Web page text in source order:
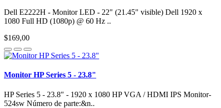
Dell E2222H - Monitor LED - 22" (21.45" visible) Dell 1920 x
1080 Full HD (1080p) @ 60 Hz ..
$169,00
Monitor HP Series 5 - 23.8"
HP Series 5 - 23.8" - 1920 x 1080 HP VGA / HDMI IPS Monitor-
524sw Número de parte:&n..